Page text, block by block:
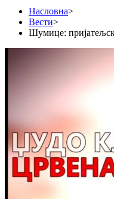
Насловна>
Вести>
Шумице: